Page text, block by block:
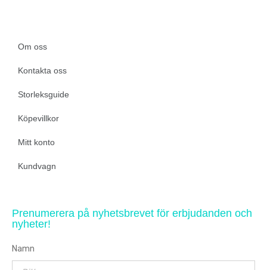
Om oss
Kontakta oss
Storleksguide
Köpevillkor
Mitt konto
Kundvagn
Prenumerera på nyhetsbrevet för erbjudanden och
nyheter!
Namn